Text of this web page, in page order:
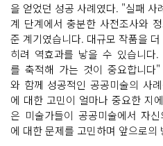
을 얻었던 성공 사례였다. "실패 사
계 단계에서 충분한 사전조사와
준 계기였습니다. 대규모 작품을
히려 역효과를 낳을 수 있습니
를 축적해 가는 것이 중요합니
와 함께 성공적인 공공미술의 사
에 대한 고민이 얼마나 중요한 지
은 미술가들이 공공미술에서 자
에 대한 문제를 고민하며 앞으로